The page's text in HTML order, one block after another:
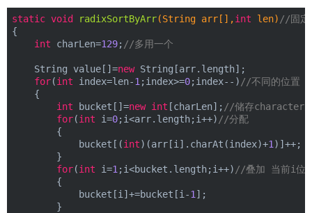
static void radixSortByArr(String arr[],int len) //固定
{
int charLen=129; //多用一个
String value[]=new String[arr.length];
for(int index=len-1 ;index>=0;index--) //不同的位置
{
int bucket[]=new int [charLen]; //储存character
for(int i=0;i<arr.length;i++) //分配
{
bucket[(int)(arr[i].charAt(index)+1 )]++;
}
for(int i=1 ;i<bucket.length;i++) //叠加 当前i位
{
bucket[i]+=bucket[i-1 ];
}